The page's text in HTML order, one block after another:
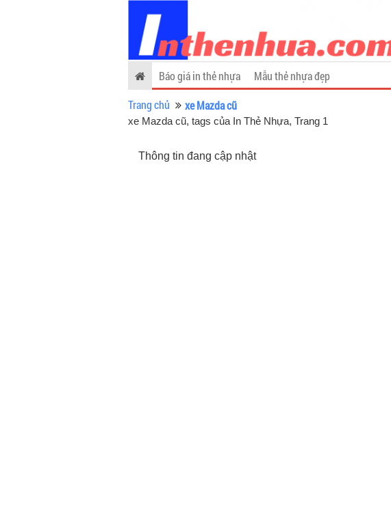
Báo giá in thẻ nhựa Mẫu thẻ nhựa đẹp
Trang chủ
xe Mazda cũ
xe Mazda cũ, tags của In Thẻ Nhựa, Trang 1
Thông tin đang cập nhật